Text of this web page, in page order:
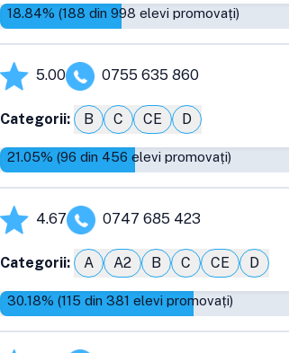
18.84% (188 din 998 elevi promovați)
5.00 0755 635 860
Categorii: B C CE D
21.05% (96 din 456 elevi promovați)
4.67 0747 685 423
Categorii: A A2 B C CE D
30.18% (115 din 381 elevi promovați)